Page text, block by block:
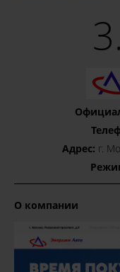
Адрес: г.
О компании